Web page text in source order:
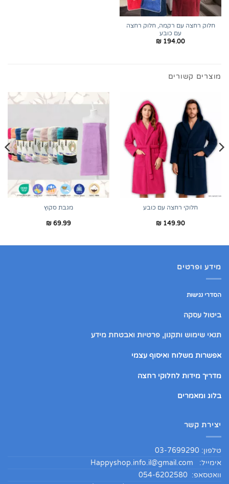
חלוק רחצה עם רקמה, חלוק רחצה
עם כובע
₪ 194.00
מוצרים קשורים
חלוקי רחצה עם כובע
₪ 149.90
מגבת סקוץ
₪ 69.99
מידע ופרטים
הסדרי נגישות
ביטול עסקה
תנאי שימוש ותקנון, פרטיות ואבטחת מידע
אפשרות משלוח ואיסוף עצמי
מדריך מידות לחלוקי רחצה
בלוג ומאמרים
יצירת קשר
טלפון: 03-7699290
אימייל: Happyshop.info.il@gmail.com
וואטסאפ: 054-6202580